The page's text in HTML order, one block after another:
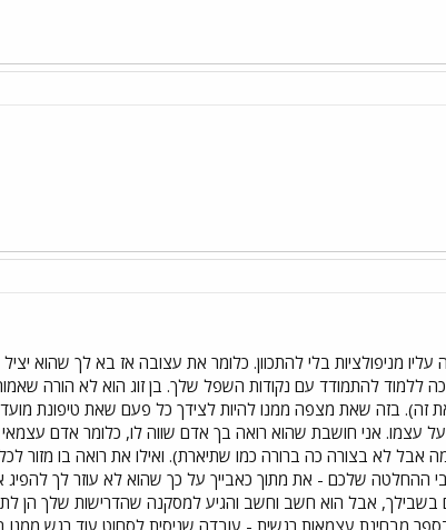
מניפולציות בלי להתכוון. כלומר את עצובה אז בא לך שהוא
ללמוד להתמודד עם נקודות השפל שלך. בן זוג הוא לא הורה
בזה שאת מצפה ממנו להיות לצידך כל פעם שאת טיפונת
על עצמו. אני חושבת שהוא רואה בך אדם שווה לו, כלומר אדם
אבל לא בצורה כה ברורה כמו שתיארת). ואילו את רואה בו
ההחלטה שלכם - את מתוך כאבייך על כך שהוא לא עוזר לך להפיג
בשבילך, אבל הוא חשב וחשב והגיע למסקנה שהדרישות שלך הן
מבחינת עצמאות רגשית - עובדה שניסית לסחוט עוד רגש ממנו